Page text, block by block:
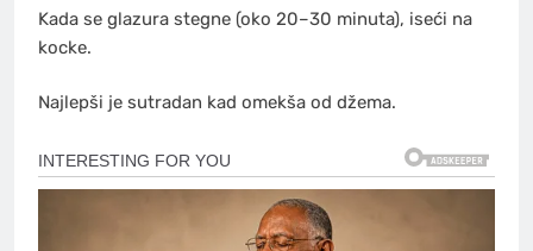
Kada se glazura stegne (oko 20–30 minuta), iseći na
kocke.
Najlepši je sutradan kad omekša od džema.